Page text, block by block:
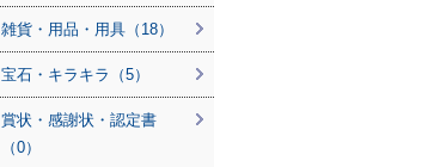
雑貨・用品・用具（18）
宝石・キラキラ（5）
賞状・感謝状・認定書
（0）